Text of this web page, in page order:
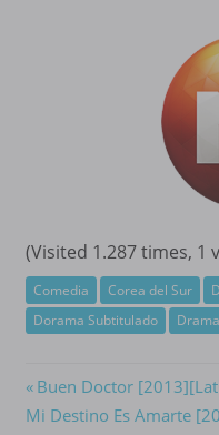
(Visited 1.287 times, 1
Comedia Corea del Sur
Dorama Subtitulado
Drama
Navegación
Previous
Post:
Buen Doctor
Next
Mi Destino Es Amarte